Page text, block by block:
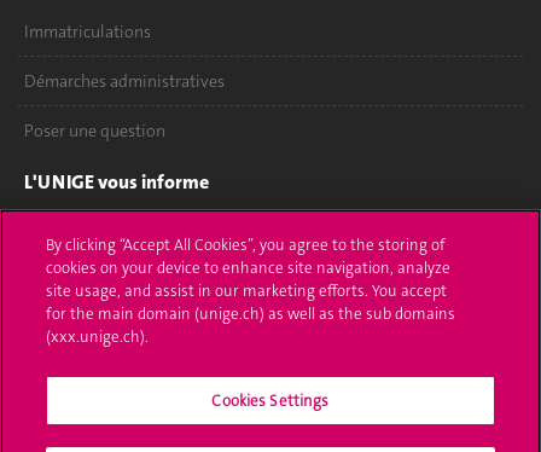
Immatriculations
Démarches administratives
Poser une question
L'UNIGE vous informe
UNIGE Mobile
Médias
Offres d'emploi
Bibliothèque
Calendrier académique
By clicking “Accept All Cookies”, you agree to the storing of
cookies on your device to enhance site navigation, analyze
site usage, and assist in our marketing efforts. You accept
for the main domain (unige.ch) as well as the sub domains
(xxx.unige.ch).
Cookies Settings